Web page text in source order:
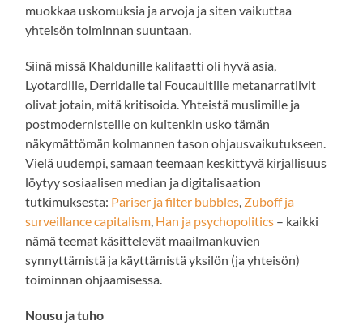
muokkaa uskomuksia ja arvoja ja siten vaikuttaa
yhteisön toiminnan suuntaan.
Siinä missä Khaldunille kalifaatti oli hyvä asia,
Lyotardille, Derridalle tai Foucaultille metanarratiivit
olivat jotain, mitä kritisoida. Yhteistä muslimille ja
postmodernisteille on kuitenkin usko tämän
näkymättömän kolmannen tason ohjausvaikutukseen.
Vielä uudempi, samaan teemaan keskittyvä kirjallisuus
löytyy sosiaalisen median ja digitalisaation
tutkimuksesta: Pariser ja filter bubbles, Zuboff ja
surveillance capitalism, Han ja psychopolitics – kaikki
nämä teemat käsittelevät maailmankuvien
synnyttämistä ja käyttämistä yksilön (ja yhteisön)
toiminnan ohjaamisessa.
Nousu ja tuho